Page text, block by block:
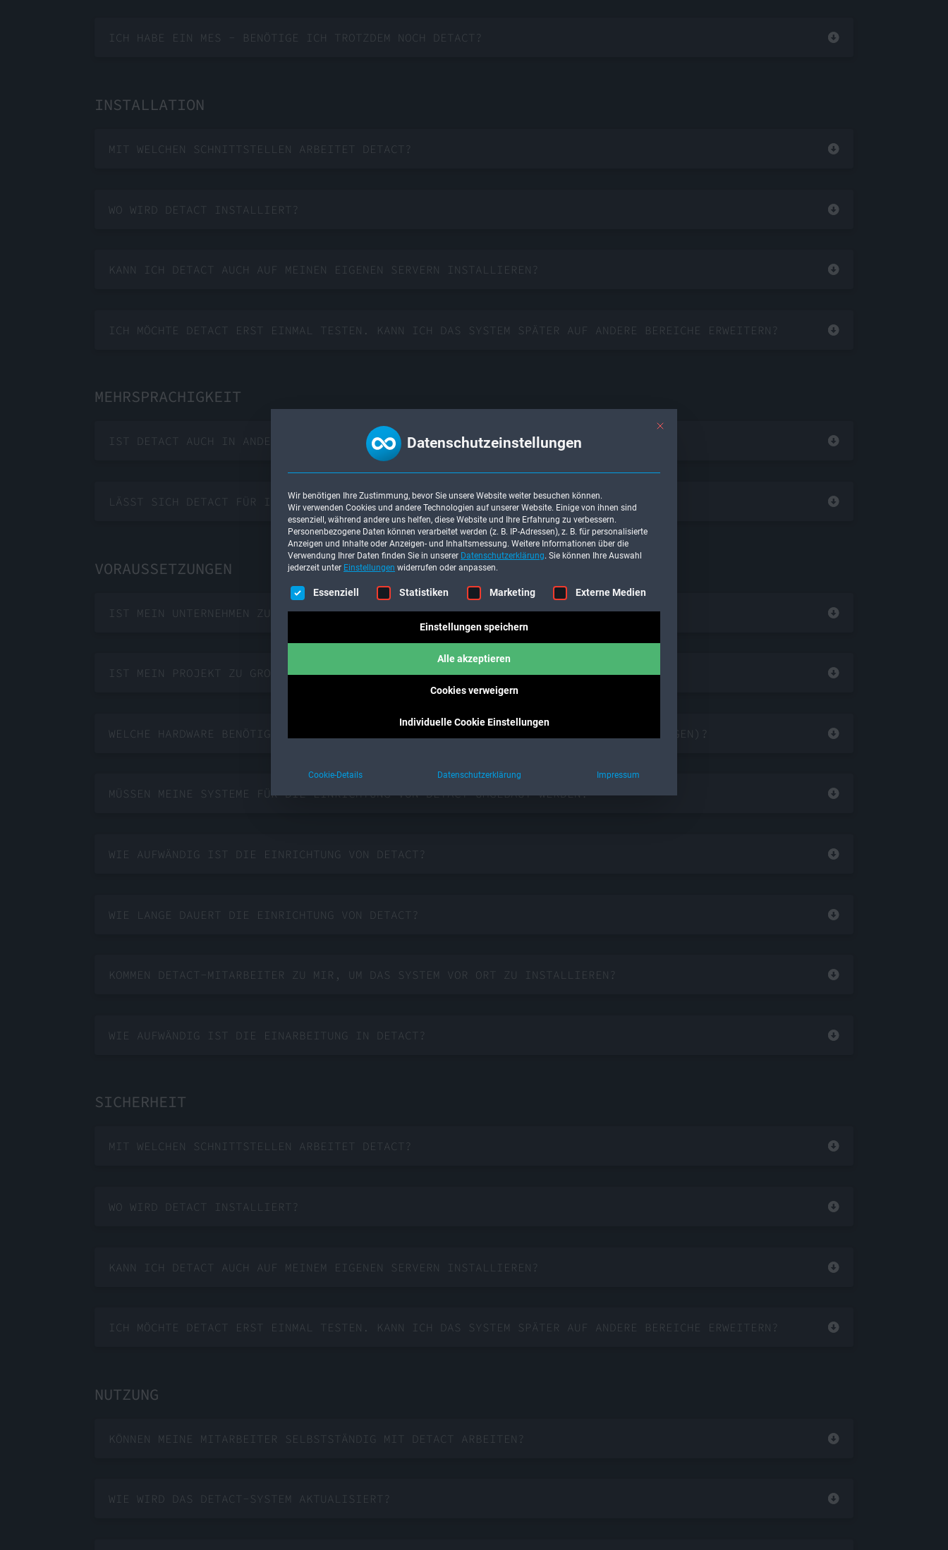
ICH HABE EIN MES - BENÖTIGE ICH TROTZDEM NOCH DETACT?
INSTALLATION
MIT WELCHEN SCHNITTSTELLEN ARBEITET DETACT?
WO WIRD DETACT INSTALLIERT?
KANN ICH DETACT AUCH AUF MEINEN EIGENEN SERVERN INSTALLIEREN?
ICH MÖCHTE DETACT ERST EINMAL TESTEN. KANN ICH DAS SYSTEM SPÄTER AUF ANDERE BEREICHE ERWEITERN?
MEHRSPRACHIGKEIT
IST DETACT AUCH IN ANDEREN SPRACHEN VERFÜGBAR?
LÄSST SICH DETACT FÜR INTERNATIONALE PROJEKTE NUTZEN?
VORAUSSETZUNGEN
IST MEIN UNTERNEHMEN ZU KLEIN FÜR DETACT?
IST MEIN PROJEKT ZU GROSS FÜR DETACT?
WELCHE HARDWARE BENÖTIGE ICH, DAMIT DETACT ZUVERLÄSSIG LÄUFT (SYSTEMVORAUSSETZUNGEN)?
MÜSSEN MEINE SYSTEME FÜR DIE EINRICHTUNG VON DETACT UMGEBAUT WERDEN?
WIE AUFWÄNDIG IST DIE EINRICHTUNG VON DETACT?
WIE LANGE DAUERT DIE EINRICHTUNG VON DETACT?
KOMMEN DETACT-MITARBEITER ZU MIR, UM DAS SYSTEM VOR ORT ZU INSTALLIEREN?
WIE AUFWÄNDIG IST DIE EINARBEITUNG IN DETACT?
SICHERHEIT
MIT WELCHEN SCHNITTSTELLEN ARBEITET DETACT?
WO WIRD DETACT INSTALLIERT?
KANN ICH DETACT AUCH AUF MEINEM EIGENEN SERVERN INSTALLIEREN?
ICH MÖCHTE DETACT ERST EINMAL TESTEN. KANN ICH DAS SYSTEM SPÄTER AUF ANDERE BEREICHE ERWEITERN?
NUTZUNG
KÖNNEN MEINE MITARBEITER SELBSTSTÄNDIG MIT DETACT ARBEITEN?
WIE WIRD DAS DETACT-SYSTEM AKTUALISIERT?
Mit diesem Button wird der Dialog geschlossen. Seine Funktionalität ist
Datenschutzeinstellungen
Wir benötigen Ihre Zustimmung, bevor Sie unsere Website weiter besuchen können.
Wir verwenden Cookies und andere Technologien auf unserer Website. Einige von ihnen sind
essenziell, während andere uns helfen, diese Website und Ihre Erfahrung zu verbessern.
Personenbezogene Daten können verarbeitet werden (z. B. IP-Adressen), z. B. für personalisierte
Anzeigen und Inhalte oder Anzeigen- und Inhaltsmessung. Weitere Informationen über die
Verwendung Ihrer Daten finden Sie in unserer Datenschutzerklärung. Sie können Ihre Auswahl
jederzeit unter Einstellungen widerrufen oder anpassen.
Es folgt eine Liste der Service-Gruppen, für die eine Einwilligung erteilt werden kann. Die erste Service-Gruppe ist essenziell und kann nicht abgewählt
Essenziell Statistiken Marketing Externe Medien
Einstellungen speichern
Alle akzeptieren
Cookies verweigern
Individuelle Cookie Einstellungen
Cookie-Details Datenschutzerklärung Impressum